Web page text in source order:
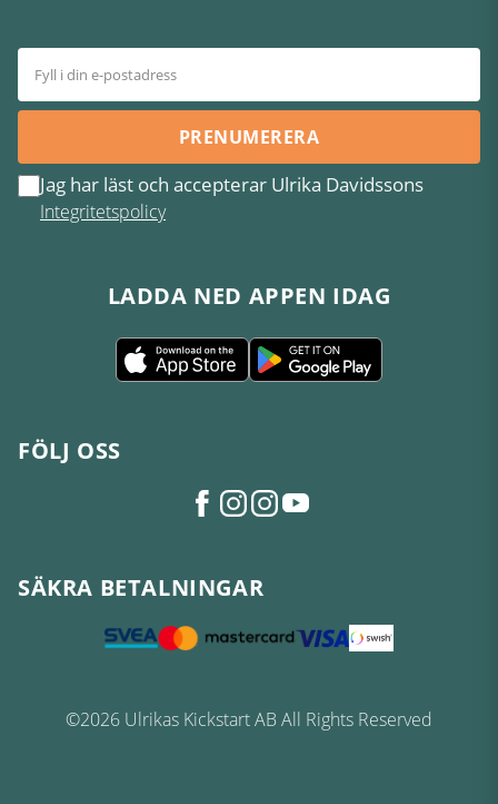
PRENUMERERA
Jag har läst och accepterar Ulrika Davidssons
Integritetspolicy
LADDA NED APPEN IDAG
FÖLJ OSS
SÄKRA BETALNINGAR
©2026 Ulrikas Kickstart AB All Rights Reserved